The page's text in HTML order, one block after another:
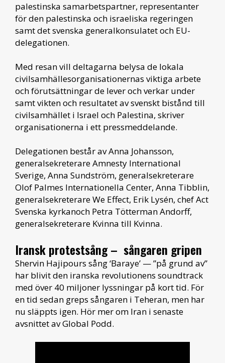
palestinska samarbetspartner, representanter
för den palestinska och israeliska regeringen
samt det svenska generalkonsulatet och EU-
delegationen.
Med resan vill deltagarna belysa de lokala
civilsamhällesorganisationernas viktiga arbete
och förutsättningar de lever och verkar under
samt vikten och resultatet av svenskt bistånd till
civilsamhället i Israel och Palestina, skriver
organisationerna i ett pressmeddelande.
Delegationen består av Anna Johansson,
generalsekreterare Amnesty International
Sverige, Anna Sundström, generalsekreterare
Olof Palmes Internationella Center, Anna Tibblin,
generalsekreterare We Effect, Erik Lysén, chef Act
Svenska kyrkanoch Petra Tötterman Andorff,
generalsekreterare Kvinna till Kvinna.
Iransk protestsång – sångaren gripen
Shervin Hajipours sång ‘Baraye’ — ”på grund av”
har blivit den iranska revolutionens soundtrack
med över 40 miljoner lyssningar på kort tid. För
en tid sedan greps sångaren i Teheran, men har
nu släppts igen. Hör mer om Iran i senaste
avsnittet av Global Podd.